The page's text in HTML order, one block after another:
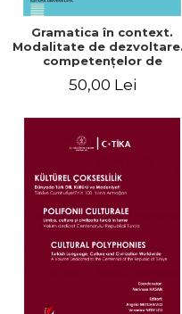
Gramatica în context.
Modalitate de dezvoltare
competenţelor de
limbii franceze
50,00 Lei